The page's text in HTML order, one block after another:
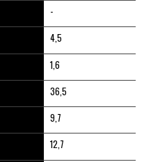
-
4,5
1,6
36,5
9,7
12,7